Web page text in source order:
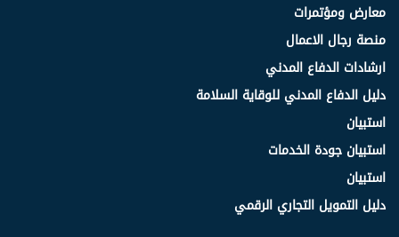
معارض ومؤتمرات
منصة رجال الاعمال
ارشادات الدفاع المدني
دليل الدفاع المدني للوقاية السلامة
استبيان
استبيان جودة الخدمات
استبيان
دليل التمويل التجاري الرقمي